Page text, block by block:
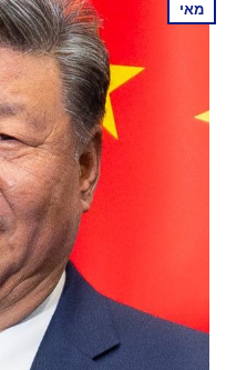
מאי